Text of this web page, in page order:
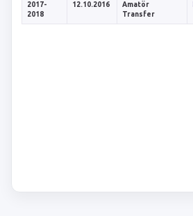
2017-
2018
12.10.2016
Amatör
Transfer